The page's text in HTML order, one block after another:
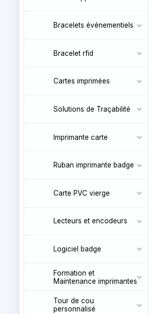
Bracelets événementiels
Bracelet rfid
Cartes imprimées
Solutions de Traçabilité
Imprimante carte
Ruban imprimante badge
Carte PVC vierge
Lecteurs et encodeurs
Logiciel badge
Formation et
Maintenance imprimantes
Tour de cou
personnalisé